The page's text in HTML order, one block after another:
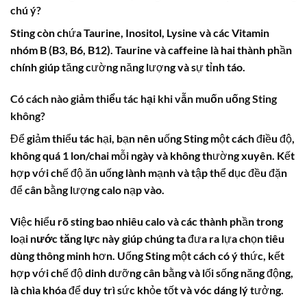
chú ý?
Stingcòn chứa Taurine, Inositol, Lysine và các Vitamin
nhóm B (B3, B6, B12). Taurine và caffeine là hai thành phần
chính giúp tăng cường năng lượng và sự tỉnh táo.
Có cách nào giảm thiểu tác hại khi vẫn muốn uốngSting
không?
Để giảm thiểu tác hại, bạn nên uốngStingmột cách điều độ,
không quá 1 lon/chai mỗi ngày và không thường xuyên. Kết
hợp với chế độ ăn uống lành mạnh và tập thể dục đều đặn
để cân bằng lượng calo nạp vào.
Việc hiểu rõsting bao nhiêu calovà các thành phần trong
loại nước tăng lực này giúp chúng ta đưa ra lựa chọn tiêu
dùng thông minh hơn. UốngStingmột cách có ý thức, kết
hợp với chế độ dinh dưỡng cân bằng và lối sống năng động,
là chìa khóa để duy trì sức khỏe tốt và vóc dáng lý tưởng.